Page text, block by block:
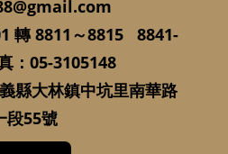
轉8811 ～8815 8841-
： 05-3105148
縣大林鎮中坑里南華路
段55號